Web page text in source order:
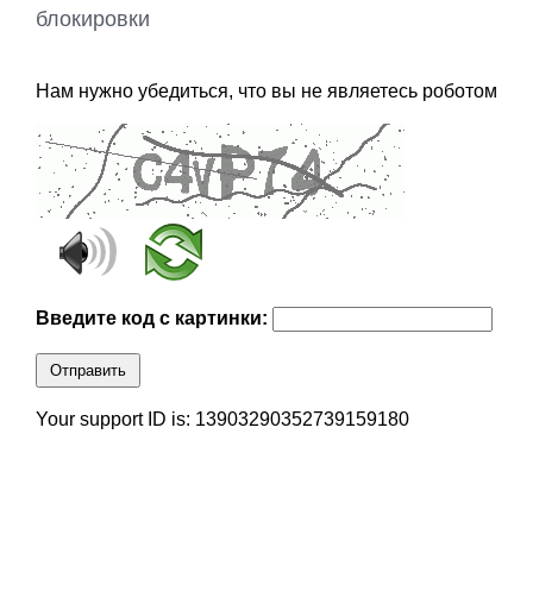
блокировки
Нам нужно убедиться, что вы не являетесь роботом
Введите код с картинки:
Отправить
Your support ID is: 13903290352739159180